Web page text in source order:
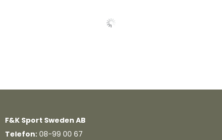
F&K Sport Sweden AB
Telefon: 08-99 00 67